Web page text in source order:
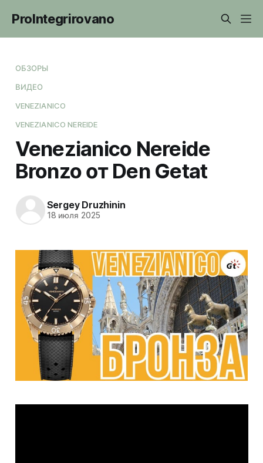
ProIntegrirovano
ОБЗОРЫ
ВИДЕО
VENEZIANICO
VENEZIANICO NEREIDE
Venezianico Nereide
Bronzo от Den Getat
Sergey Druzhinin
18 июля 2025